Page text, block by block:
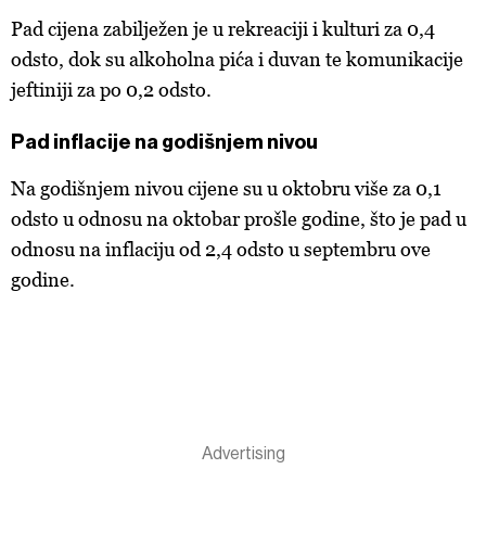
Pad cijena zabilježen je u rekreaciji i kulturi za 0,4
odsto, dok su alkoholna pića i duvan te komunikacije
jeftiniji za po 0,2 odsto.
Pad inflacije na godišnjem nivou
Na godišnjem nivou cijene su u oktobru više za 0,1
odsto u odnosu na oktobar prošle godine, što je pad u
odnosu na inflaciju od 2,4 odsto u septembru ove
godine.